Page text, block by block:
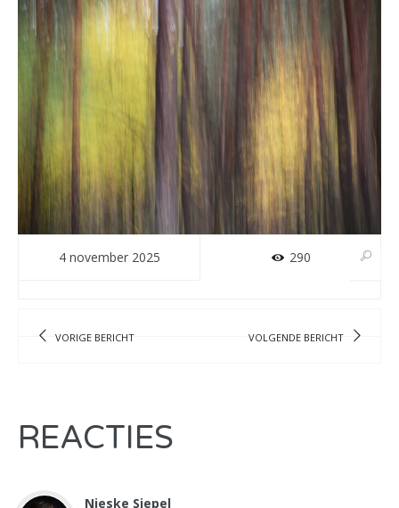
4 november 2025 290
VORIGE BERICHT VOLGENDE BERICHT
REACTIES
Nieske Siepel